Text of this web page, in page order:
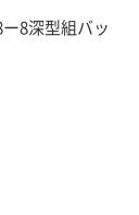
8深型組バッ